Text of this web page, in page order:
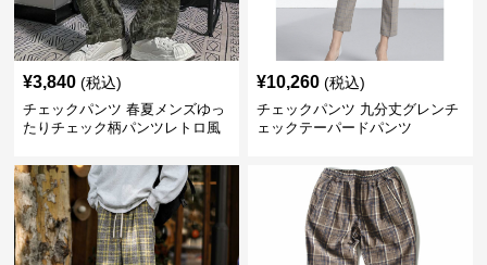
¥3,840 (税込)
チェックパンツ 春夏メンズゆっ
たりチェック柄パンツレトロ風
¥10,260 (税込)
チェックパンツ 九分丈グレンチ
ェックテーパードパンツ